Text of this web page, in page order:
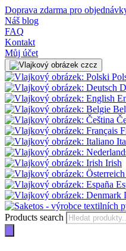
Doprava zdarma pro
Náš blog
FAQ
Kontakt
Můj účet
cz
Irish
Products search